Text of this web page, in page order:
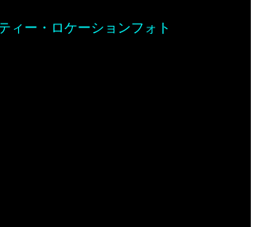
ー・ロケーションフォト